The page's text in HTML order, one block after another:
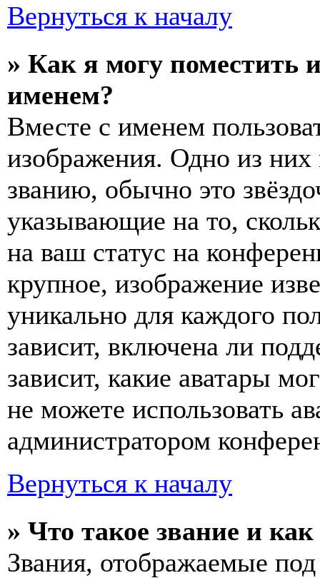
Вернуться к началу
» Как я могу поместить
именем?
Вместе с именем
изображения. Одно из
званию, обычно это
указывающие на то,
на ваш статус на
крупное, изображение
уникально для каждого
зависит, включена ли
зависит, какие аватары
не можете использовать
администратором
Вернуться к началу
» Что такое звание и
Звания, отображаемые